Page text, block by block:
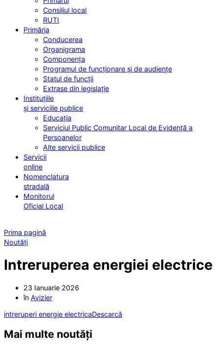
Consiliul local
RUTI
Primăria
Conducerea
Organigrama
Componența
Programul de funcționare și de audiențe
Statul de funcții
Extrase din legislație
Instituțiile
și serviciile publice
Educația
Serviciul Public Comunitar Local de Evidență a
Persoanelor
Alte servicii publice
Servicii
online
Nomenclatura
stradală
Monitorul
Oficial Local
Prima pagină
Noutăți
Intreruperea energiei electrice
23 Ianuarie 2026
în Avizier
intreruperi energie electricaDescarcă
Mai multe noutăți